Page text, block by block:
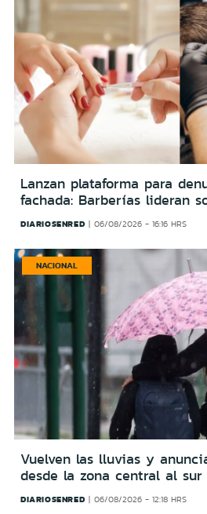
Lanzan plataforma para
fachada: Barberías lideran
DIARIOSENRED 06/08/2026 - 16:16 HRS
NACIONAL
Vuelven las lluvias y
desde la zona central al
DIARIOSENRED 06/08/2026 - 12:18 HRS